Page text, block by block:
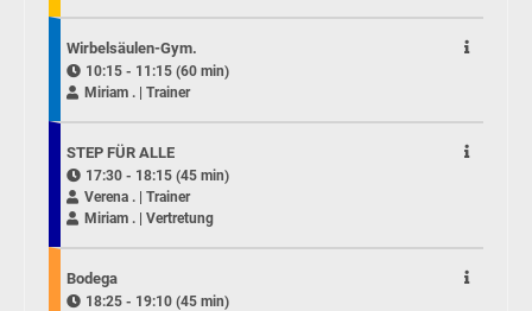
Wirbelsäulen-Gym.
10:15 - 11:15 (60 min)
Miriam . | Trainer
STEP FÜR ALLE
17:30 - 18:15 (45 min)
Verena . | Trainer
Miriam . | Vertretung
Bodega
18:25 - 19:10 (45 min)